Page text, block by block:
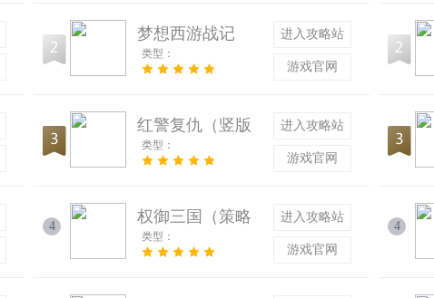
梦想西游战记
类型：
进入攻略站
游戏官网
红警复仇（竖版
坦克战争策略）
类型：
进入攻略站
游戏官网
权御三国（策略
首选）
类型：
进入攻略站
游戏官网
4 4